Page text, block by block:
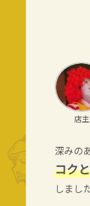
店主
深みの
コク
しまし